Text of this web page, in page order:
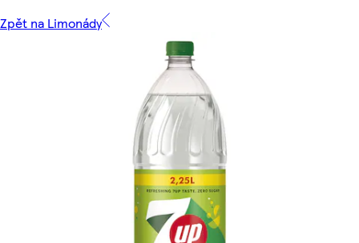
Zpět na Limonády